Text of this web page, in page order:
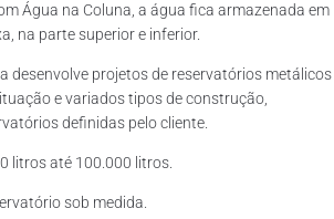
Água na Coluna, a água fica armazenada em
na parte superior e inferior.
desenvolve projetos de reservatórios metálicos
e variados tipos de construção,
definidas pelo cliente.
litros até 100.000 litros.
sob medida.